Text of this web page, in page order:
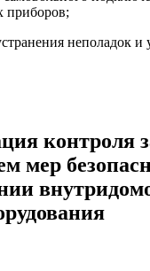
приборов;
неполадок и
контроля
мер